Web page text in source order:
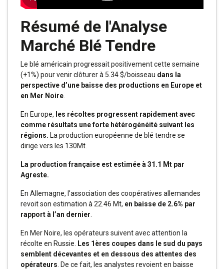
Résumé de l'Analyse
Marché Blé Tendre
Le blé américain progressait positivement cette semaine
(+1%) pour venir clôturer à 5.34 $/boisseau dans la
perspective d’une baisse des productions en Europe et
en Mer Noire
En Europe, les récoltes progressent rapidement avec
comme résultats une forte hétérogénéité suivant les
régions. La production européenne de blé tendre se
dirige vers les 130Mt.
La production française est estimée à 31.1 Mt par
Agreste.
En Allemagne, l’association des coopératives allemandes
revoit son estimation à 22.46 Mt, en baisse de 2.6% par
rapport à l’an dernier
En Mer Noire, les opérateurs suivent avec attention la
récolte en Russie.
Les 1ères coupes dans le sud du pays
semblent décevantes et en dessous des attentes des
opérateurs . De ce fait, les analystes revoient en baisse